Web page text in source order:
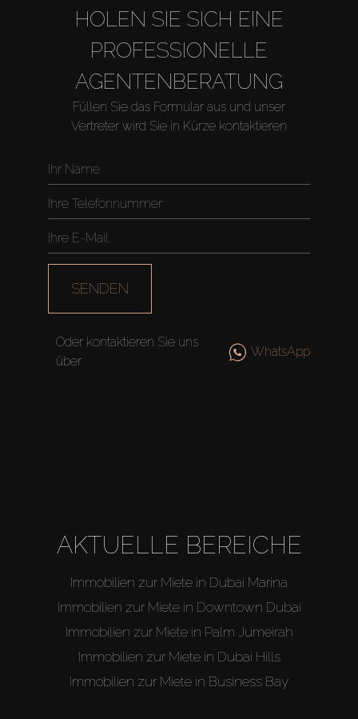
HOLEN SIE SICH EINE
PROFESSIONELLE
AGENTENBERATUNG
Füllen Sie das Formular aus und unser
Vertreter wird Sie in Kürze kontaktieren
SENDEN
Oder kontaktieren Sie uns
über
WhatsApp
AKTUELLE BEREICHE
Immobilien zur Miete in Dubai Marina
Immobilien zur Miete in Downtown Dubai
Immobilien zur Miete in Palm Jumeirah
Immobilien zur Miete in Dubai Hills
Immobilien zur Miete in Business Bay